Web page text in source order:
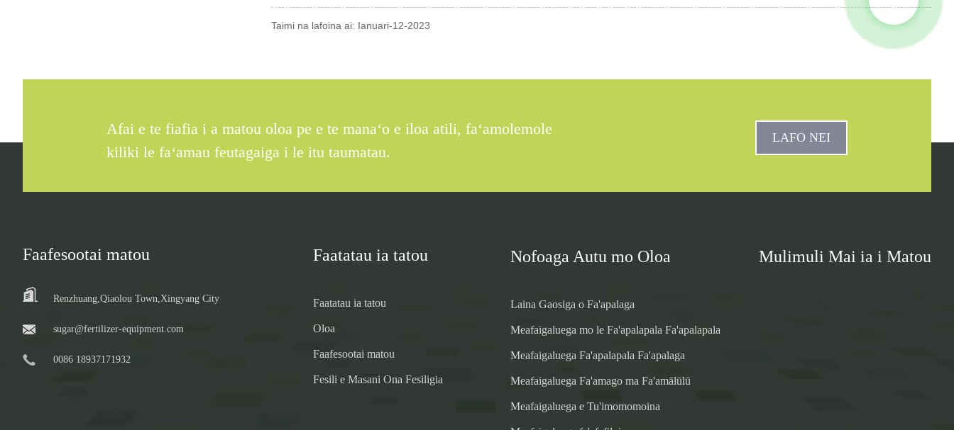
Taimi na lafoina ai: Ianuari-12-2023
Afai e te fiafia i a matou oloa pe e te manaʻo e iloa atili, faʻamolemole
kiliki le faʻamau feutagaiga i le itu taumatau.
LAFO NEI
Faafesootai matou
Renzhuang,Qiaolou Town,Xingyang City
sugar@fertilizer-equipment.com
0086 18937171932
Faatatau ia tatou
Faatatau ia tatou
Oloa
Faafesootai matou
Fesili e Masani Ona Fesiligia
Nofoaga Autu mo Oloa
Laina Gaosiga o Fa'apalaga
Meafaigaluega mo le Fa'apalapala Fa'apalapala
Meafaigaluega Fa'apalapala Fa'apalaga
Meafaigaluega Fa'amago ma Fa'amālūlū
Meafaigaluega e Tu'imomomoina
Mulimuli Mai ia i Matou